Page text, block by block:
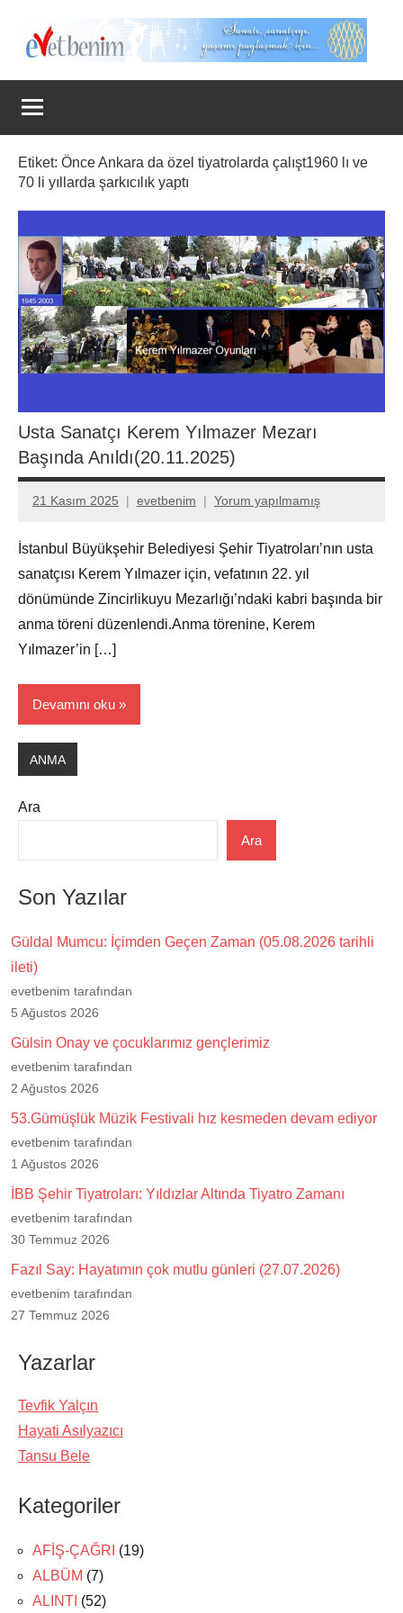
Evet
Benim
Etiket: Önce Ankara da özel tiyatrolarda çalışt1960 lı ve
70 li yıllarda şarkıcılık yaptı
Usta Sanatçı Kerem Yılmazer Mezarı
Başında Anıldı(20.11.2025)
21 Kasım 2025 evetbenim Yorum yapılmamış
İstanbul Büyükşehir Belediyesi Şehir Tiyatroları’nın usta
sanatçısı Kerem Yılmazer için, vefatının 22. yıl
dönümünde Zincirlikuyu Mezarlığı’ndaki kabri başında bir
anma töreni düzenlendi.Anma törenine, Kerem
Yılmazer’in […]
Devamını oku
ANMA
Ara
Ara
Son Yazılar
Güldal Mumcu: İçimden Geçen Zaman (05.08.2026 tarihli
ileti)
evetbenim tarafından
5 Ağustos 2026
Gülsin Onay ve çocuklarımız gençlerimiz
evetbenim tarafından
2 Ağustos 2026
53.Gümüşlük Müzik Festivali hız kesmeden devam ediyor
evetbenim tarafından
1 Ağustos 2026
İBB Şehir Tiyatroları: Yıldızlar Altında Tiyatro Zamanı
evetbenim tarafından
30 Temmuz 2026
Fazıl Say: Hayatımın çok mutlu günleri (27.07.2026)
evetbenim tarafından
27 Temmuz 2026
Yazarlar
Tevfik Yalçın
Hayati Asılyazıcı
Tansu Bele
Kategoriler
AFİŞ-ÇAĞRI (19)
ALBÜM (7)
ALINTI (52)